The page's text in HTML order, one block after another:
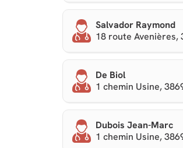
Salvador Raymond
18 route Avenières,
De Biol
1 chemin Usine,
Dubois Jean-Marc
1 chemin Usine,